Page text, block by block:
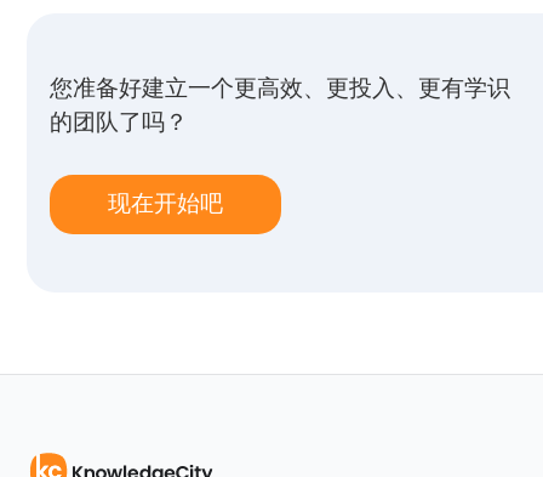
您准备好建立一个更高效、更投入、更有学识
的团队了吗？
现在开始吧